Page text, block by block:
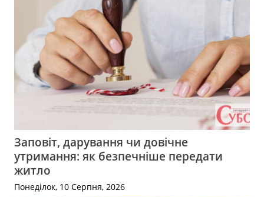
Заповіт, дарування чи довічне
утримання: як безпечніше передати
житло
Понеділок, 10 Серпня, 2026